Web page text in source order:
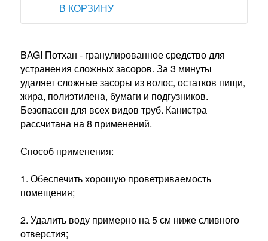
В КОРЗИНУ
BAGI Потхан - гранулированное средство для
устранения сложных засоров. За 3 минуты
удаляет сложные засоры из волос, остатков пищи,
жира, полиэтилена, бумаги и подгузников.
Безопасен для всех видов труб. Канистра
рассчитана на 8 применений.
Способ применения:
1. Обеспечить хорошую проветриваемость
помещения;
2. Удалить воду примерно на 5 см ниже сливного
отверстия;